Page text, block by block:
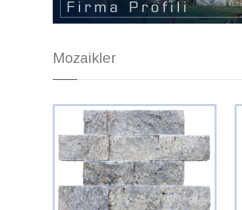
Mozaikler